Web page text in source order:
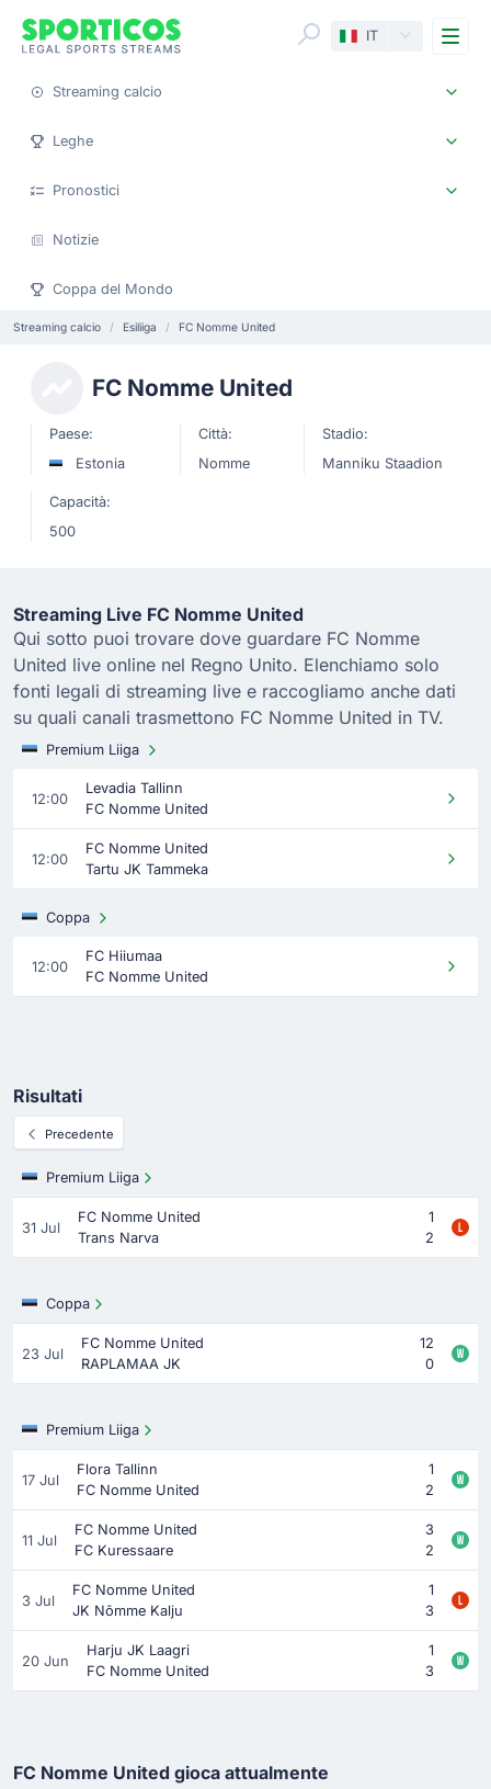
IT
Streaming calcio
Leghe
Pronostici
Notizie
Coppa del Mondo
Streaming calcio Esiliiga FC Nomme United
FC Nomme United
Paese:
Estonia
Città:
Nomme
Stadio:
Manniku Staadion
Capacità:
500
Streaming Live FC Nomme United
Qui sotto puoi trovare dove guardare FC Nomme
United live online nel Regno Unito. Elenchiamo solo
fonti legali di streaming live e raccogliamo anche dati
su quali canali trasmettono FC Nomme United in TV.
Premium Liiga
12:00
Levadia Tallinn
FC Nomme United
12:00
FC Nomme United
Tartu JK Tammeka
Coppa
12:00
FC Hiiumaa
FC Nomme United
Risultati
Precedente
Premium Liiga
31 Jul
FC Nomme United
1
Trans Narva
2
Coppa
23 Jul
FC Nomme United
12
RAPLAMAA JK
0
Premium Liiga
17 Jul
Flora Tallinn
1
FC Nomme United
2
11 Jul
FC Nomme United
3
FC Kuressaare
2
3 Jul
FC Nomme United
1
JK Nõmme Kalju
3
20 Jun
Harju JK Laagri
1
FC Nomme United
3
FC Nomme United gioca attualmente